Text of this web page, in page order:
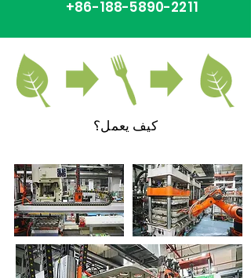
+86-188-5890-2211
كيف يعمل؟